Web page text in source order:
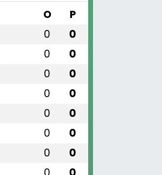
O P
0 0
0 0
0 0
0 0
0 0
0 0
0 0